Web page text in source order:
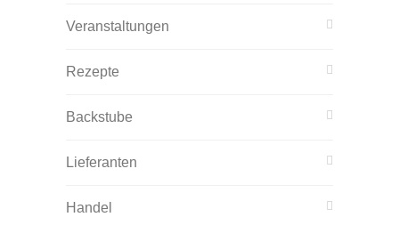
Veranstaltungen
Rezepte
Backstube
Lieferanten
Handel